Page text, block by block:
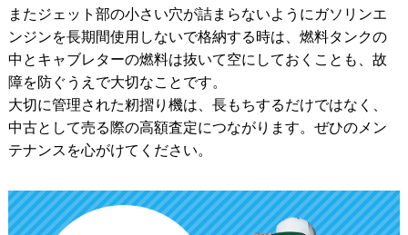
またジェット部の小さい穴が詰まらないようにガソリンエ
ンジンを長期間使用しないで格納する時は、燃料タンクの
中とキャブレターの燃料は抜いて空にしておくことも、故
障を防ぐうえで大切なことです。
大切に管理された籾摺り機は、長もちするだけではなく、
中古として売る際の高額査定につながります。ぜひのメン
テナンスを心がけてください。